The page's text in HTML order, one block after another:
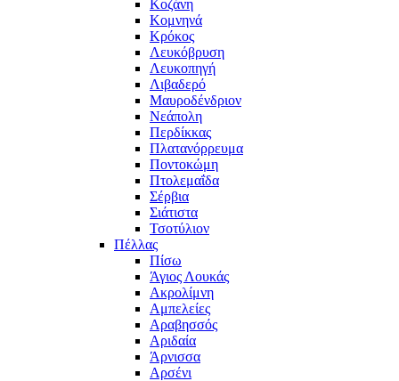
Κοζάνη
Κομνηνά
Κρόκος
Λευκόβρυση
Λευκοπηγή
Λιβαδερό
Μαυροδένδριον
Νεάπολη
Περδίκκας
Πλατανόρρευμα
Ποντοκώμη
Πτολεμαΐδα
Σέρβια
Σιάτιστα
Τσοτύλιον
Πέλλας
Πίσω
Άγιος Λουκάς
Ακρολίμνη
Αμπελείες
Αραβησσός
Αριδαία
Άρνισσα
Αρσένι